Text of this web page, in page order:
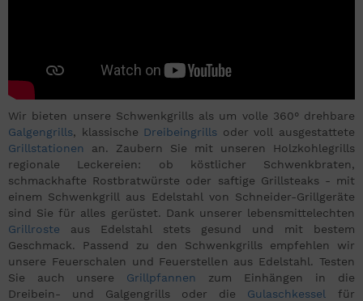
Wir bieten unsere Schwenkgrills als um volle 360° drehbare
Galgengrills, klassische Dreibeingrills oder voll ausgestattete
Grillstationen an. Zaubern Sie mit unseren Holzkohlegrills
regionale Leckereien: ob köstlicher Schwenkbraten,
schmackhafte Rostbratwürste oder saftige Grillsteaks - mit
einem Schwenkgrill aus Edelstahl von Schneider-Grillgeräte
sind Sie für alles gerüstet. Dank unserer lebensmittelechten
Grillroste aus Edelstahl stets gesund und mit bestem
Geschmack. Passend zu den Schwenkgrills empfehlen wir
unsere Feuerschalen und Feuerstellen aus Edelstahl. Testen
Sie auch unsere Grillpfannen zum Einhängen in die
Dreibein- und Galgengrills oder die Gulaschkessel für